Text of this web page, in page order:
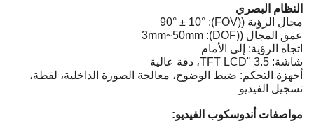
النظام البصري
مجال الرؤية ((FOV): 90° ± 10°
عمق المجال ((DOF): 3mm~50mm
اتجاه الرؤية: إلى الأمام
شاشة: 3.5 "TFT LCD، دقة عالية
أجهزة التحكم: ضبط الوضوح، معالجة الصورة الداخلية، لقطة،
تسجيل الفيديو
مواصفات أندوسكوب الفيديو: